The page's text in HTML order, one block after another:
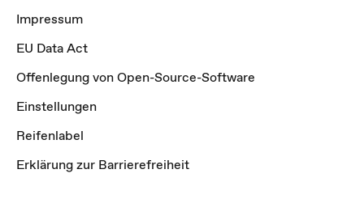
Impressum
EU Data Act
Offenlegung von Open-Source-Software
Einstellungen
Reifenlabel
Erklärung zur Barrierefreiheit